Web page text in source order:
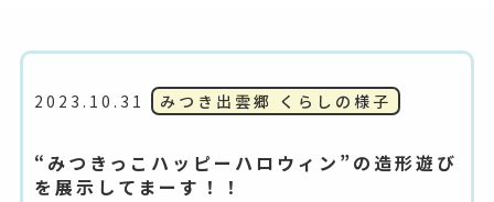
2023.10.31 みつき出雲郷 くらしの様子
“みつきっこハッピーハロウィン”の造形遊び
を展示してまーす！！